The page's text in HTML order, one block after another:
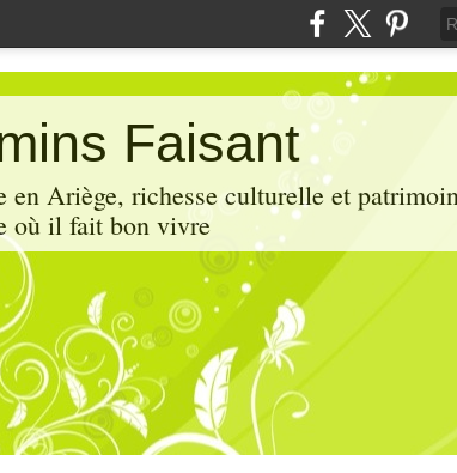
Faisant
Ariège, richesse culturelle et
où il fait bon vivre